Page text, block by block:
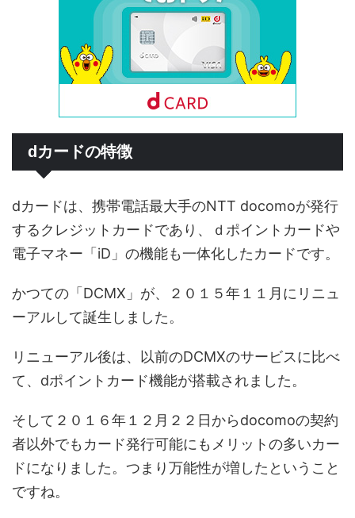
dカードの特徴
dカードは、携帯電話最大手のNTT docomoが発行
するクレジットカードであり、ｄポイントカードや
電子マネー「iD」の機能も一体化したカードです。
かつての「DCMX」が、２０１５年１１月にリニュ
ーアルして誕生しました。
リニューアル後は、以前のDCMXのサービスに比べ
て、dポイントカード機能が搭載されました。
そして２０１６年１２月２２日からdocomoの契約
者以外でもカード発行可能にもメリットの多いカー
ドになりました。つまり万能性が増したということ
ですね。